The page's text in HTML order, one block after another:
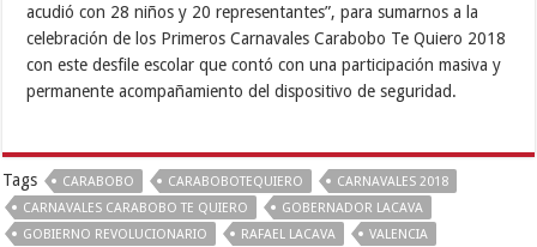
acudió con 28 niños y 20 representantes”, para sumarnos a la
celebración de los Primeros Carnavales Carabobo Te Quiero 2018
con este desfile escolar que contó con una participación masiva y
permanente acompañamiento del dispositivo de seguridad.
Tags CARABOBO CARABOBOTEQUIERO
CARNAVALES 2018
CARNAVALES CARABOBO TE QUIERO
GOBERNADOR LACAVA
GOBIERNO REVOLUCIONARIO
RAFAEL LACAVA
VALENCIA